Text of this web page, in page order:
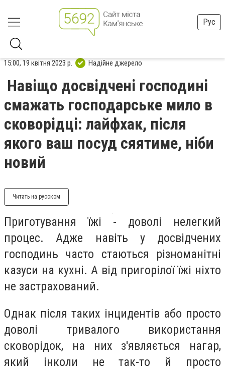
Рус
15:00, 19 квітня 2023 р. Надійне джерело
Навіщо досвідчені господині
смажать господарське мило в
сковорідці: лайфхак, після
якого ваш посуд сяятиме, ніби
новий
Читать на русском
Приготування їжі - доволі нелегкий
процес. Адже навіть у досвідчених
господинь часто стаються різноманітні
казуси на кухні. А від пригорілої їжі ніхто
не застрахований.
Однак після таких інцидентів або просто
доволі тривалого використання
сковорідок, на них з'являється нагар,
який інколи не так-то й просто